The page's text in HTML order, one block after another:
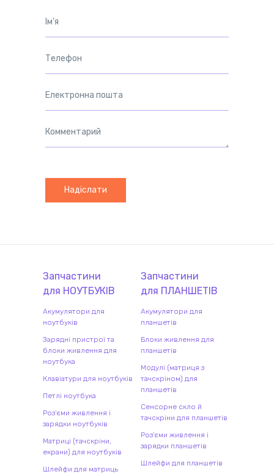
Запчастини
для НОУТБУКІВ
Акумулятори для
ноутбуків
Зарядні пристрої та
блоки живлення для
ноутбука
Клавіатури для ноутбуків
Петлі ноутбука
Роз'єми живлення і
зарядки ноутбуків
Матриці (тачскріни,
екрани) для ноутбуків
Шлейфи для матриць
Запчастини
для ПЛАНШЕТІВ
Акумулятори для
планшетів
Блоки живлення для
планшетів
Модулі (матриця з
тачскріном) для
планшетів
Сенсорне скло й
тачскріни для планшетів
Роз'єми живлення і
зарядки планшетів
Шлейфи для планшетів